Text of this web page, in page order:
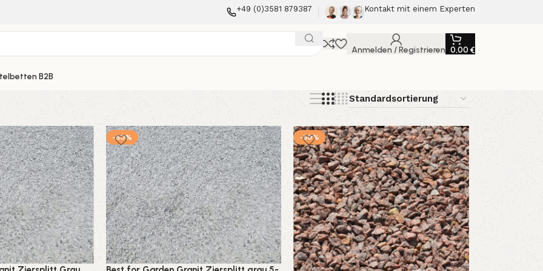
+49 (0)3581 879387 Kontakt mit einem Experten
Anmelden / Registrieren 0,00 €
B2B
-50% -50%